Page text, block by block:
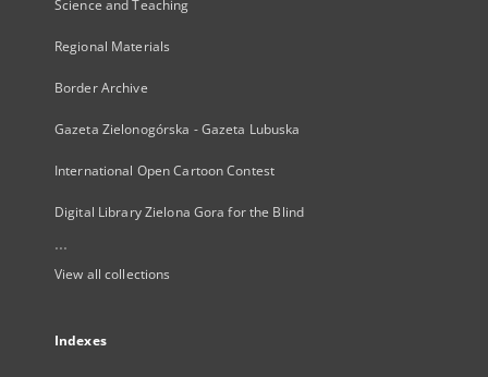
Science and Teaching
Regional Materials
Border Archive
Gazeta Zielonogórska - Gazeta Lubuska
International Open Cartoon Contest
Digital Library Zielona Gora for the Blind
...
View all collections
Indexes